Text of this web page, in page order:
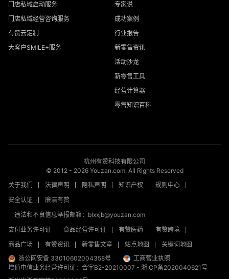
门店私域启动服务
门店私域经营咨询服务
有赞云定制
大客户SMILE+服务
专家说
成功案例
行业报告
新零售资讯
活动沙龙
新零售工具
经营计算器
零售知识百科
杭州有赞科技有限公司
© 2012 - 2026Youzan.com. All Rights Reserved
关于我们
法律声明 隐私声明 知识产权
规则中心
安全认证
廉洁有赞
违法和不良信息举报邮箱：blxxjb@youzan.com
支付业务许可证
食品经营许可证 有赞医药
有赞跨境
商品广场
有赞资讯 新零售文章 站点地图
关键词地图
浙公网安备 33010602004358号
工商营业执照
增值电信业务经营许可证：合字B2-20210007 - 浙ICP备2020040621号